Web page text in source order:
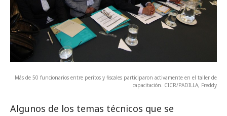
Más de 50 funcionarios entre peritos y fiscales participaron activamente en el taller de
capacitación. CICR/PADILLA, Freddy
Algunos de los temas técnicos que se